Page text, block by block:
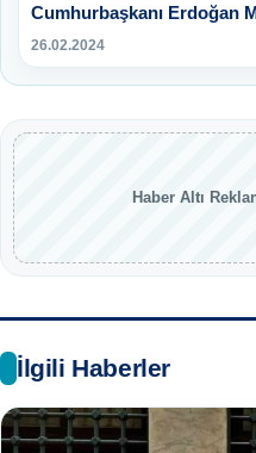
Cumhurbaşkanı Erdoğan
26.02.2024
Haber Altı
İlgili Haberler